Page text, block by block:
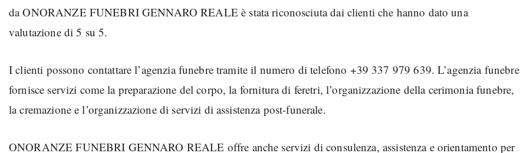
da ONORANZE FUNEBRI GENNARO REALE è stata riconosciuta dai clienti che hanno dato una
valutazione di 5 su 5.
I clienti possono contattare l’agenzia funebre tramite il numero di telefono +39 337 979 639. L’agenzia funebre
fornisce servizi come la preparazione del corpo, la fornitura di feretri, l’organizzazione della cerimonia funebre,
la cremazione e l’organizzazione di servizi di assistenza post-funerale.
ONORANZE FUNEBRI GENNARO REALE offre anche servizi di consulenza, assistenza e orientamento per